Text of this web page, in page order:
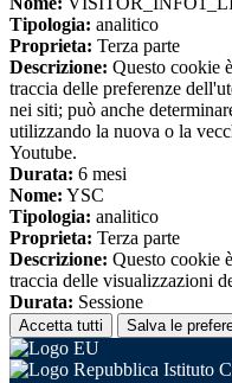
Tipologia: analitico
Proprieta: Terza parte
Descrizione: Questo cookie
traccia delle preferenze
nei siti; può anche
utilizzando la nuova o la
Youtube.
Durata: 6 mesi
Nome: YSC
Tipologia: analitico
Proprieta: Terza parte
Descrizione: Questo cookie
traccia delle visualizzazioni
Durata: Sessione
Accetta tutti Salva le
Istituto